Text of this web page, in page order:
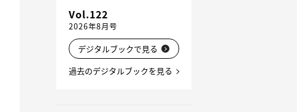
Vol.122
2026年8月号
デジタルブックで見る
過去のデジタルブックを見る